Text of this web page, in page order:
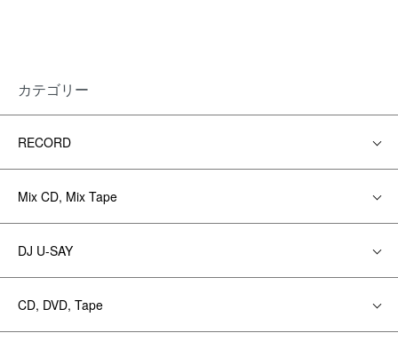
カテゴリー
RECORD
Mix CD, Mix Tape
DJ U-SAY
CD, DVD, Tape